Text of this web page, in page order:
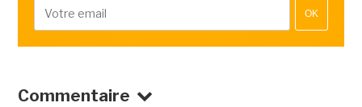
OK
Commentaire